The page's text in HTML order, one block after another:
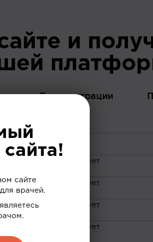
и
До регистрации
сайте
врачей.